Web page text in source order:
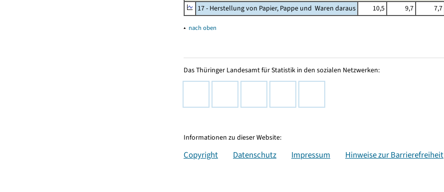
17 - Herstellung von Papier, Pappe und Waren daraus 10,5 9,7 7,7
▴ nach oben
Das Thüringer Landesamt für Statistik in den sozialen Netzwerken:
Informationen zu dieser Website:
Copyright Datenschutz Impressum Hinweise zur Barrierefreiheit